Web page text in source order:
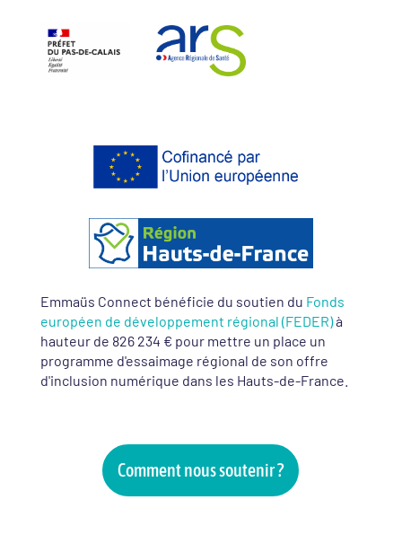
Emmaüs Connect bénéficie du soutien du Fonds
européen de développement régional (FEDER)à
hauteur de 826 234 € pour mettre un place un
programme d'essaimage régional de son offre
d'inclusion numérique dans les Hauts-de-France.
Comment nous soutenir ?